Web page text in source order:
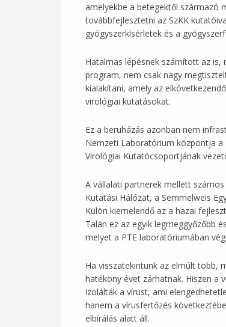
amelyekbe a betegektől származó
továbbfejlesztetni az SzKK
gyógyszerkísérletek és a
Hatalmas lépésnek számított az
program, nem csak nagy
kialakítani, amely az
virológiai kutatásokat.
Ez a beruházás azonban nem
Nemzeti Laboratórium központja a
Virológiai Kutatócsoportjának
A vállalati partnerek mellett
Kutatási Hálózat, a Semmelweis
Külön kiemelendő az a hazai
Talán ez az egyik legmeggyőzőbb
melyet a PTE laboratóriumában
Ha visszatekintünk az elmúlt több,
hatékony évet zárhatnak. Hiszen a
izolálták a vírust, ami
hanem a vírusfertőzés
elbírálás alatt áll.